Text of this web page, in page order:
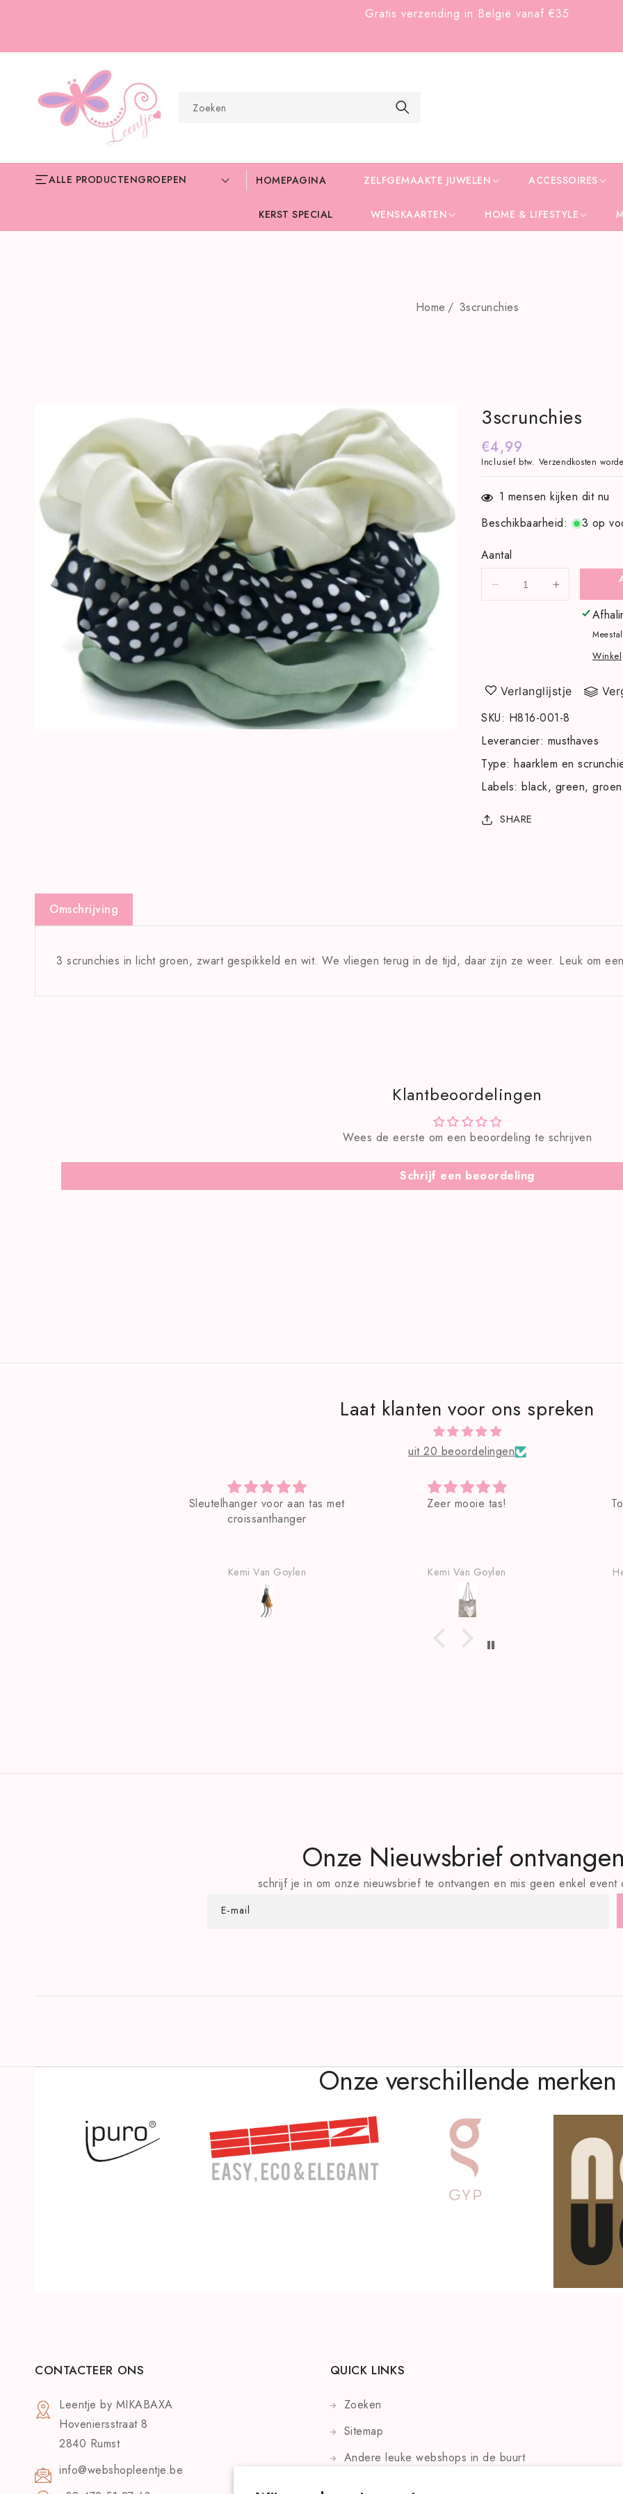
Gratis verzending in België vanaf €35
Zoeken
ALLE PRODUCTENGROEPEN HOMEPAGINA ZELFGEMAAKTE JUWELEN ACCESSOIRES
KERST SPECIAL WENSKAARTEN HOME & LIFESTYLE
Home 3scrunchies
PRODUCTINFORMATIE
3scrunchies
Normale
prijs
€4,99
Inclusief btw. Verzendkosten
1 mensen kijken dit nu
Beschikbaarheid:
3 op
Aantal
Aantal
verlagen
Aantal
verhogen
3scrunchies
Verlanglijstje
SKU: H816-001-8
Leverancier: musthaves
Type: haarklem en
Labels: black green groen
SHARE
Omschrijving
3 scrunchies in licht groen, zwart gespikkeld en wit. We vliegen terug in de tijd, daar zijn ze weer. Leuk om
Klantbeoordelingen
Wees de eerste om een beoordeling te schrijven
Schrijf een beoordeling
Laat klanten voor ons spreken
uit 20 beoordelingen
Sleutelhanger voor aan tas met
Zeer mooie tas! Toffe hebbedingetjes!
Heidi Van der Kinderen
Onze Nieuwsbrief
schrijf je in om onze nieuwsbrief te ontvangen en mis geen enkel event
E‑mail
Onze verschillende merken
CONTACTEER ONS
Leentje by MIKABAXA
Hoveniersstraat 8
2840 Rumst
info@webshopleentje.be
QUICK LINKS
Zoeken
Sitemap
Andere leuke webshops in de buurt